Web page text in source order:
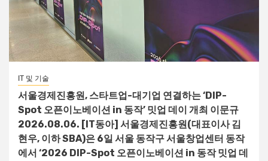
IT 및 기술
서울경제진흥원, 스타트업-대기업 연결하는 ‘DIP-
Spot 오픈이노베이션 in 동작’ 밋업 데이 개최 이문규
2026.08.06. [IT동아] 서울경제진흥원(대표이사 김
현우, 이하 SBA)은 6일 서울 동작구 서울창업센터 동작
에서 ‘2026 DIP-Spot 오픈이노베이션 in 동작 밋업 데